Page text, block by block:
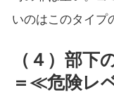
いのはこのタイプ
（４）部下
＝≪危険レ